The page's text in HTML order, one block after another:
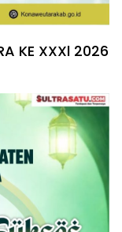
KE XXXl 2026